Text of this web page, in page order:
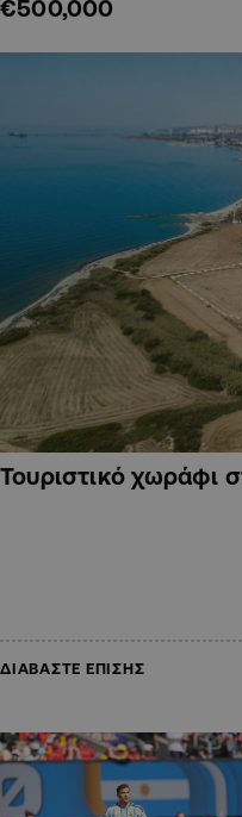
€500,000
Τουριστικό χωράφι
ΔΙΑΒΑΣΤΕ ΕΠΙΣΗΣ